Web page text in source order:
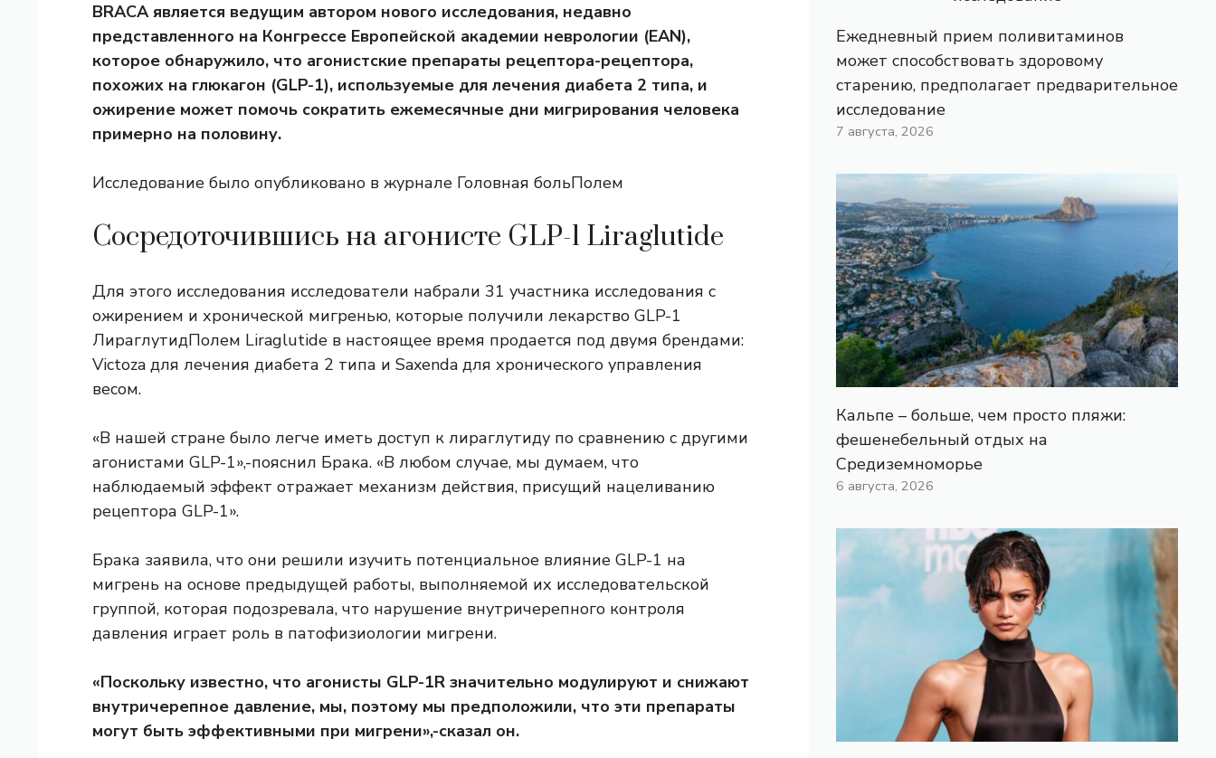
BRACA является ведущим автором нового исследования, недавно
представленного на Конгрессе Европейской академии неврологии (EAN),
которое обнаружило, что агонистские препараты рецептора-рецептора,
похожих на глюкагон (GLP-1), используемые для лечения диабета 2 типа, и
ожирение может помочь сократить ежемесячные дни мигрирования человека
примерно на половину.
Исследование было опубликовано в журнале Головная больПолем
Сосредоточившись на агонисте GLP-1 Liraglutide
Для этого исследования исследователи набрали 31 участника исследования с
ожирением и хронической мигренью, которые получили лекарство GLP-1
ЛираглутидПолем Liraglutide в настоящее время продается под двумя брендами:
Victoza для лечения диабета 2 типа и Saxenda для хронического управления
весом.
«В нашей стране было легче иметь доступ к лираглутиду по сравнению с другими
агонистами GLP-1»,-пояснил Брака. «В любом случае, мы думаем, что
наблюдаемый эффект отражает механизм действия, присущий нацеливанию
рецептора GLP-1».
Брака заявила, что они решили изучить потенциальное влияние GLP-1 на
мигрень на основе предыдущей работы, выполняемой их исследовательской
группой, которая подозревала, что нарушение внутричерепного контроля
давления играет роль в патофизиологии мигрени.
«Поскольку известно, что агонисты GLP-1R значительно модулируют и снижают
внутричерепное давление, мы, поэтому мы предположили, что эти препараты
могут быть эффективными при мигрени»,-сказал он.
Ежедневный прием поливитаминов
может способствовать здоровому
старению, предполагает предварительное
исследование
7 августа, 2026
Кальпе – больше, чем просто пляжи:
фешенебельный отдых на
Средиземноморье
6 августа, 2026